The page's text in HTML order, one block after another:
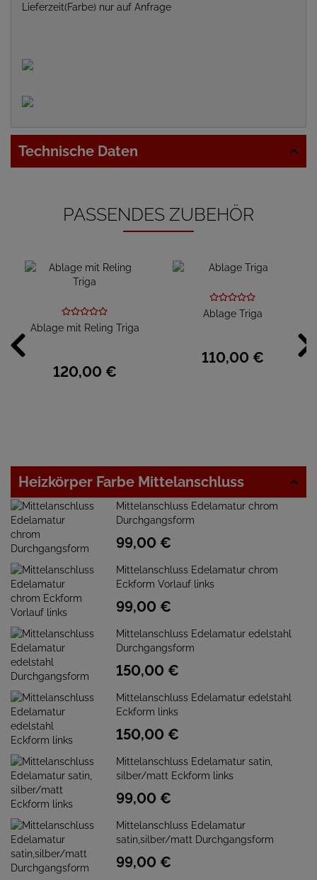
Lieferzeit(Farbe) nur auf Anfrage
Technische Daten
PASSENDES ZUBEHÖR
Ablage mit Reling Triga
120,00 €
Ablage Triga
110,00 €
Heizkörper Farbe Mittelanschluss
Mittelanschluss Edelamatur chrom
Durchgangsform
99,00 €
Mittelanschluss Edelamatur chrom
Eckform Vorlauf links
99,00 €
Mittelanschluss Edelamatur edelstahl
Durchgangsform
150,00 €
Mittelanschluss Edelamatur edelstahl
Eckform links
150,00 €
Mittelanschluss Edelamatur satin,
silber/matt Eckform links
99,00 €
Mittelanschluss Edelamatur
satin,silber/matt Durchgangsform
99,00 €